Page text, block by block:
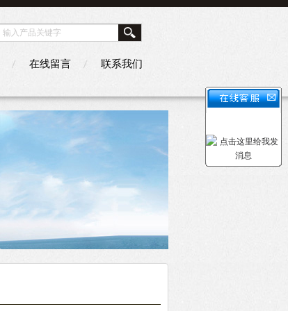
在线留言 联系我们